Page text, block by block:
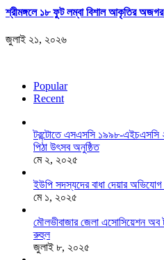
শ্রীমঙ্গলে ১৮ ফুট লম্বা বিশাল আকৃতির
জুলাই ২১, ২০২৬
Popular
Recent
টরন্টোতে এসএসসি ১৯৯৮-এইচএসসি
পিঠা উৎসব অনুষ্ঠিত
মে ২, ২০২৫
ইউপি সদস্যদের বাধা দেয়ার
মে ১, ২০২৫
মৌলভীবাজার জেলা এসোসিয়েশন অব
রুহুল
জুলাই ৮, ২০২৫